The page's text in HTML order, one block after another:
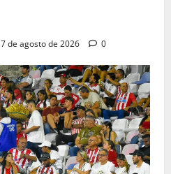
7 de agosto de 2026 0